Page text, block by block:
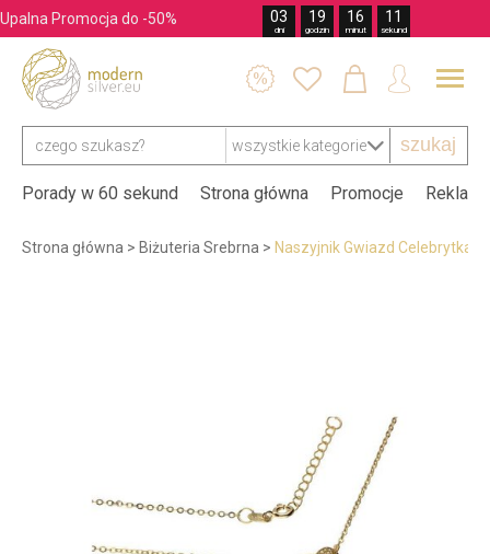
Upalna Promocja do -50% 03
dni
19
godzin
16
minut
10
sekund
szukaj
   
Porady w 60 sekund Strona główna Promocje
Strona główna > Biżuteria Srebrna > Naszyjnik Gwiazd Celebrytka